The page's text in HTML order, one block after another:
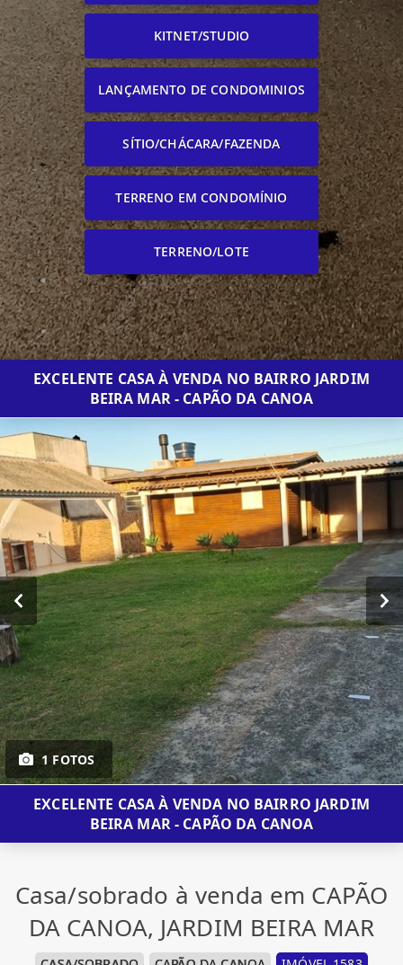
KITNET/STUDIO
LANÇAMENTO DE CONDOMINIOS
SÍTIO/CHÁCARA/FAZENDA
TERRENO EM CONDOMÍNIO
TERRENO/LOTE
EXCELENTE CASA À VENDA NO BAIRRO JARDIM
BEIRA MAR - CAPÃO DA CANOA
1 FOTOS
EXCELENTE CASA À VENDA NO BAIRRO JARDIM
BEIRA MAR - CAPÃO DA CANOA
Casa/sobrado à venda em CAPÃO
DA CANOA, JARDIM BEIRA MAR